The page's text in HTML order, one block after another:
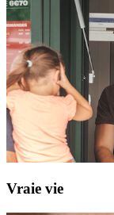
Vraie vie